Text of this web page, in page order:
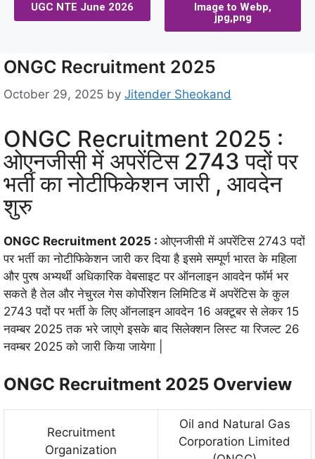
UGC NTE June 2026
Image to Webp,
jpg,png
ONGC Recruitment 2025
October 29, 2025 by Jitender Sheokand
ONGC Recruitment 2025 :
ओएनजीसी में अपरेंटिस 2743 पदों पर
भर्ती का नोटीफिकेशन जारी , आवदेन
शुरु
ONGC Recruitment 2025 : ओएनजीसी में अपरेंटिस 2743 पदों
पर भर्ती का नोटीफिकेशन जारी कर दिया है इसमे सम्पूर्ण भारत के महिला
और पुरष अभ्यर्थी अधिकारिक वेबसाइट पर ऑनलाइन आवदेन फॉर्म भर
सकते है तेल और नेचुरल गेस कोर्पोरेशन लिमिटिड में अपरेंटिस के कुल
2743 पदों पर भर्ती के लिए ऑनलाइन आवदेन 16 अक्टूबर से लेकर 15
नवम्बर 2025 तक भरे जाएगे इसके बाद सिलेक्शन लिस्ट या रिजल्ट 26
नवम्बर 2025 को जारी किया जायेगा |
ONGC Recruitment 2025 Overview
Recruitment
Organization
Oil and Natural Gas
Corporation Limited